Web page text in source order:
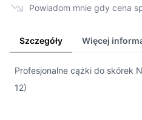
Powiadom mnie gdy cena
Szczegóły Więcej
Profesjonalne cążki do skórek
12)